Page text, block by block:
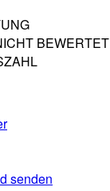
BEWERTET
senden